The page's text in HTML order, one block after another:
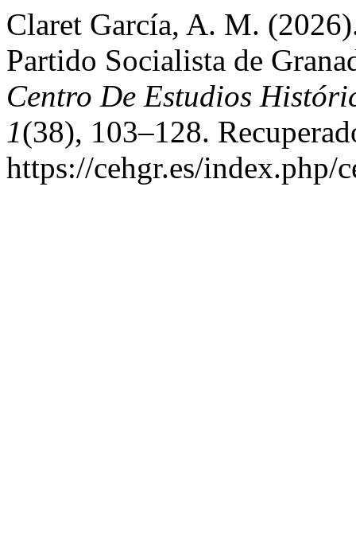
Claret García, A. M.
Partido Socialista de
Centro De Estudios
1(38), 103–128.
https://cehgr.es/index.php/